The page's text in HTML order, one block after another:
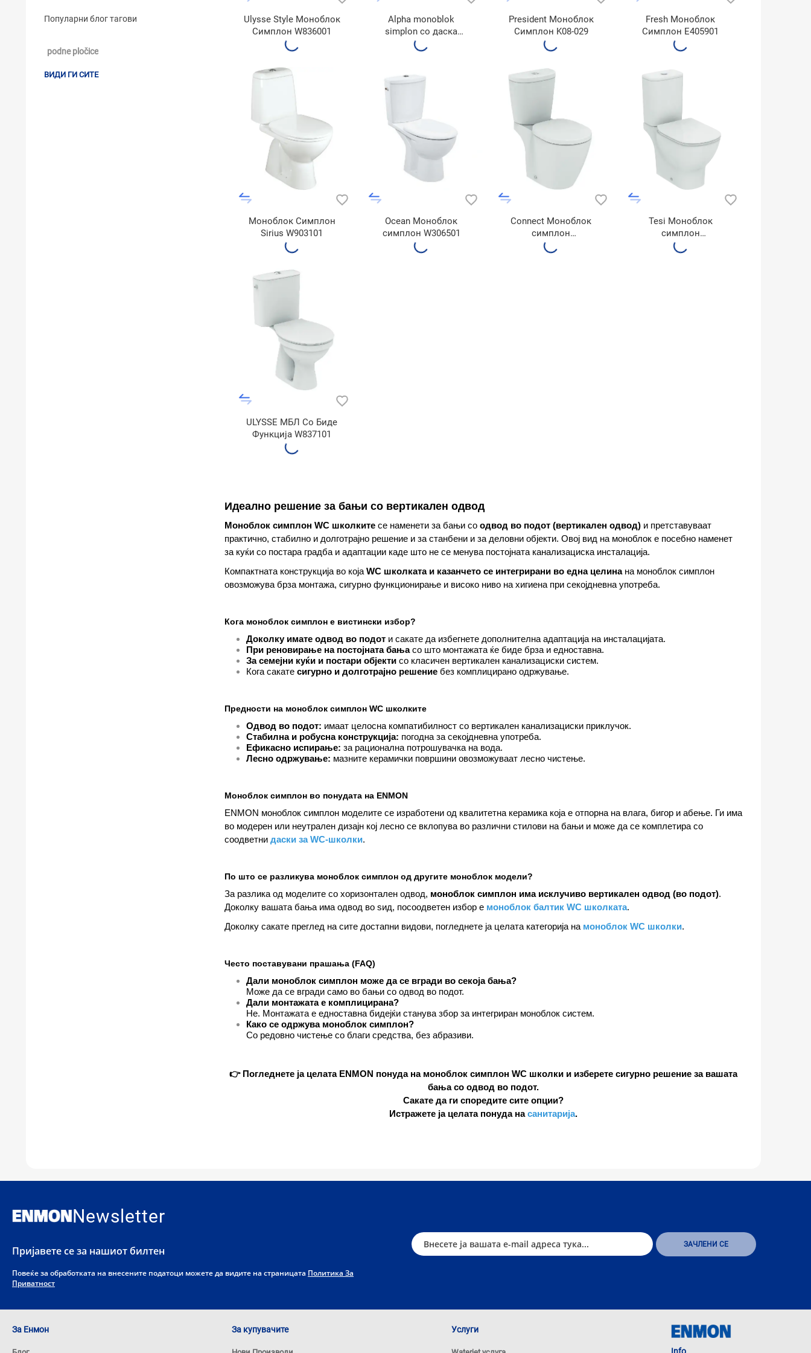
Ulysse Style Моноблок
Симплон W836001
Alpha monoblok
simplon со даска
W835801
President Моноблок
Симплон K08-029
Fresh Моноблок
Симплон E405901
Моноблок Симплон
Sirius W903101
Ocean Моноблок
симплон W306501
Connect Моноблок
симплон
E785601+E712701+E803601
Tesi Моноблок
симплон
T356701+T352701+T008701
ULYSSE МБЛ Со Биде
Функција W837101
Идеално решение за бањи со вертикален одвод
Моноблок симплон WC школкитесе наменети за бањи со одвод во подот (вертикален одвод)и претставуваат
практично, стабилно и долготрајно решение и за станбени и за деловни објекти. Овој вид на моноблок е посебно наменет
за куќи со постара градба и адаптации каде што не се менува постојната канализациска инсталација.
Компактната конструкција во која WC школката и казанчето се интегрирани во една целинана моноблок симплон
овозможува брза монтажа, сигурно функционирање и високо ниво на хигиена при секојдневна употреба.
Кога моноблок симплон е вистински избор?
Доколку имате одвод во подоти сакате да избегнете дополнителна адаптација на инсталацијата.
При реновирање на постојната бањасо што монтажата ќе биде брза и едноставна.
За семејни куќи и постари објектисо класичен вертикален канализациски систем.
Кога сакате сигурно и долготрајно решениебез комплицирано одржување.
Предности на моноблок симплон WC школките
Одвод во подот: имаат целосна компатибилност со вертикален канализациски приклучок.
Стабилна и робусна конструкција: погодна за секојдневна употреба.
Ефикасно испирање: за рационална потрошувачка на вода.
Лесно одржување: мазните керамички површини овозможуваат лесно чистење.
Моноблок симплон во понудата на ENMON
ENMON моноблок симплон моделите се изработени од квалитетна керамика која е отпорна на влага, бигор и абење. Ги има
во модерен или неутрален дизајн кој лесно се вклопува во различни стилови на бањи и може да се комплетира со
соодветни даски за WC-школки.
По што се разликува моноблок симплон од другите моноблок модели?
За разлика од моделите со хоризонтален одвод, моноблок симплон има исклучиво вертикален одвод (во подот).
Доколку вашата бања има одвод во ѕид, посоодветен избор е моноблок балтик WC школката.
Доколку сакате преглед на сите достапни видови, погледнете ја целата категорија на моноблок WC школки.
Често поставувани прашања (FAQ)
Дали моноблок симплон може да се вгради во секоја бања?
Може да се вгради само во бањи со одвод во подот.
Дали монтажата е комплицирана?
Не. Монтажата е едноставна бидејќи станува збор за интегриран моноблок систем.
Како се одржува моноблок симплон?
Со редовно чистење со благи средства, без абразиви.
👉 Погледнете ја целата ENMON понуда на моноблок симплон WC школки и изберете сигурно решение за вашата
бања со одвод во подот.
Сакате да ги споредите сите опции?
Истражете ја целата понуда насанитарија.
Популарни блог тагови
podne pločice
ВИДИ ГИ СИТЕ
Newsletter
Пријавете се за нашиот билтен
Повеќе за обработката на внесените податоци можете да видите на страницата Политика За
Приватност
За Енмон За купувачите Услуги
Info